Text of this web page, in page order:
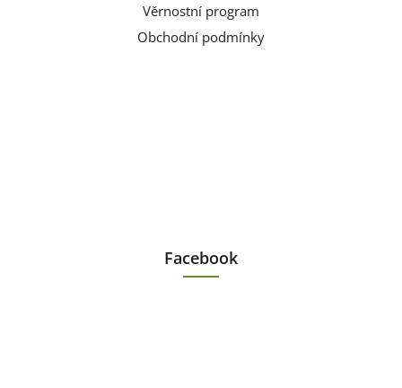
Věrnostní program
Obchodní podmínky
Facebook